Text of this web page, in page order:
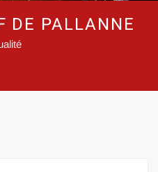
DE PALLANNE